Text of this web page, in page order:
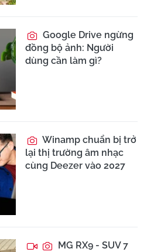
Google Drive ngừng
đồng bộ ảnh: Người
dùng cần làm gì?
Winamp chuẩn bị trở
lại thị trường âm nhạc
cùng Deezer vào 2027
MG RX9 - SUV 7